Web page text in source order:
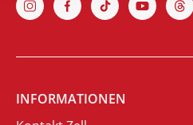
INFORMATIONEN